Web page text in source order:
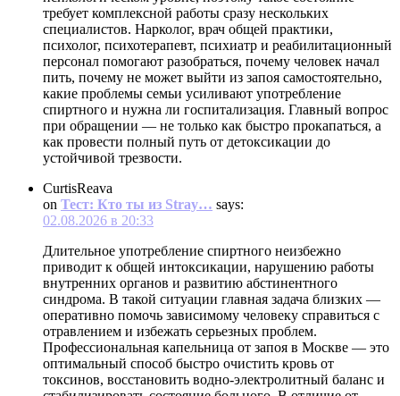
требует комплексной работы сразу нескольких
специалистов. Нарколог, врач общей практики,
психолог, психотерапевт, психиатр и реабилитационный
персонал помогают разобраться, почему человек начал
пить, почему не может выйти из запоя самостоятельно,
какие проблемы семьи усиливают употребление
спиртного и нужна ли госпитализация. Главный вопрос
при обращении — не только как быстро прокапаться, а
как провести полный путь от детоксикации до
устойчивой трезвости.
CurtisReava
on Тест: Кто ты из Stray… says:
02.08.2026 в 20:33
Длительное употребление спиртного неизбежно
приводит к общей интоксикации, нарушению работы
внутренних органов и развитию абстинентного
синдрома. В такой ситуации главная задача близких —
оперативно помочь зависимому человеку справиться с
отравлением и избежать серьезных проблем.
Профессиональная капельница от запоя в Москве — это
оптимальный способ быстро очистить кровь от
токсинов, восстановить водно-электролитный баланс и